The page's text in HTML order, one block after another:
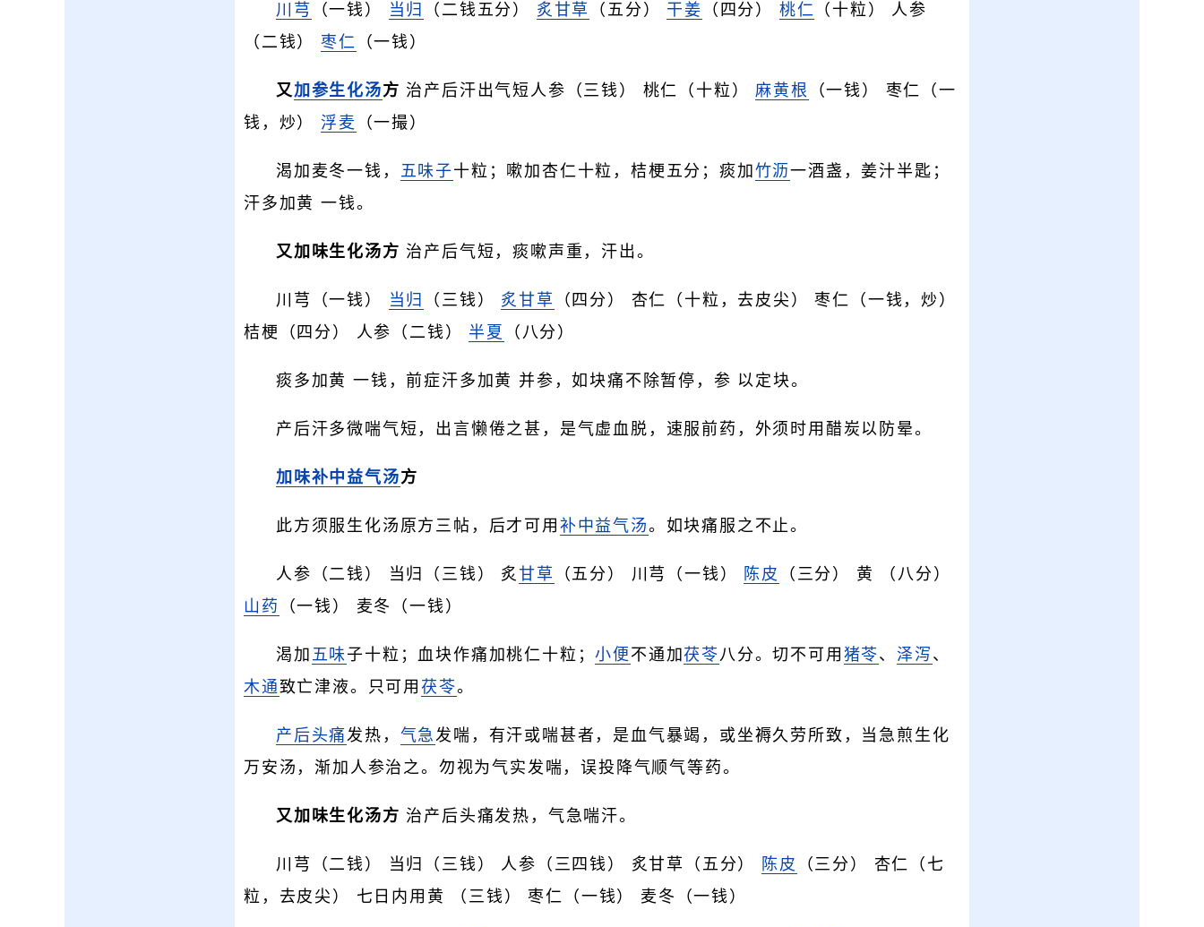
川芎 （一钱） 当归 （二钱五分） 炙甘草 （五分） 干姜 （四分） 桃仁 （十粒） 人参
（二钱） 枣仁 （一钱）
又加参生化汤方 治产后汗出气短人参（三钱） 桃仁（十粒）麻黄根
（一钱） 枣仁（一
钱，炒） 浮麦 （一撮）
渴加麦冬一钱， 五味子十粒；嗽加杏仁十粒，桔梗五分；痰加 竹沥一酒盏，姜汁半匙；
汗多加黄 一钱。
又加味生化汤方 治产后气短，痰嗽声重，汗出。
川芎（一钱） 当归 （三钱） 炙甘草
（四分） 杏仁（十粒，去皮尖） 枣仁（一钱，炒）
桔梗（四分） 人参（二钱） 半夏 （八分）
痰多加黄 一钱，前症汗多加黄 并参，如块痛不除暂停，参 以定块。
产后汗多微喘气短，出言懒倦之甚，是气虚血脱，速服前药，外须时用醋炭以防晕。
加味补中益气汤方
此方须服生化汤原方三帖，后才可用 补中益气汤。如块痛服之不止。
人参（二钱） 当归（三钱） 炙 甘草 （五分） 川芎（一钱） 陈皮
（三分） 黄 （八分）
山药
（一钱） 麦冬（一钱）
渴加 五味子十粒；血块作痛加桃仁十粒；小便 不通加茯苓八分。切不可用 猪苓、 泽泻 、
木通致亡津液。只可用茯苓。
产后头痛发热， 气急发喘，有汗或喘甚者，是血气暴竭，或坐褥久劳所致，当急煎生化
万安汤，渐加人参治之。勿视为气实发喘，误投降气顺气等药。
又加味生化汤方 治产后头痛发热，气急喘汗。
川芎（二钱） 当归（三钱） 人参（三四钱） 炙甘草（五分） 陈皮
（三分） 杏仁（七
粒，去皮尖） 七日内用黄 （三钱） 枣仁（一钱） 麦冬（一钱）